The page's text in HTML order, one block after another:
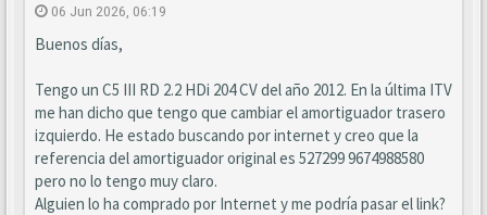
06 Jun 2026, 06:19
Buenos días,
Tengo un C5 III RD 2.2 HDi 204 CV del año 2012. En la última ITV
me han dicho que tengo que cambiar el amortiguador trasero
izquierdo. He estado buscando por internet y creo que la
referencia del amortiguador original es 527299 9674988580
pero no lo tengo muy claro.
Alguien lo ha comprado por Internet y me podría pasar el link?